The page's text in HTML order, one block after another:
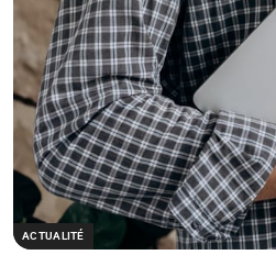
ACTUALITÉ